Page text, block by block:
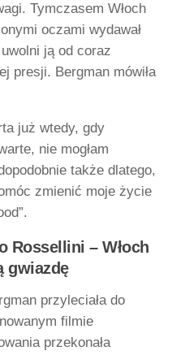
Tymczasem Włoch
oczami wydawał
ją od coraz
presji. Bergman mówiła
już wtedy, gdy
nie mogłam
także dlatego,
zmienić moje życie
Rossellini – Włoch
gwiazdę
przyleciała do
filmie
przekonała